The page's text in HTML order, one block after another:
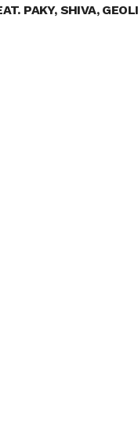
PAKY, SHIVA,